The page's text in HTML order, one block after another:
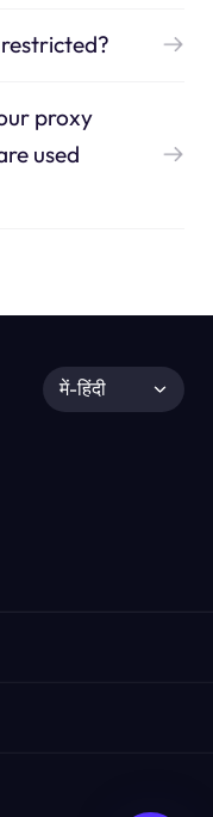
proxy
used
में-हिंदी